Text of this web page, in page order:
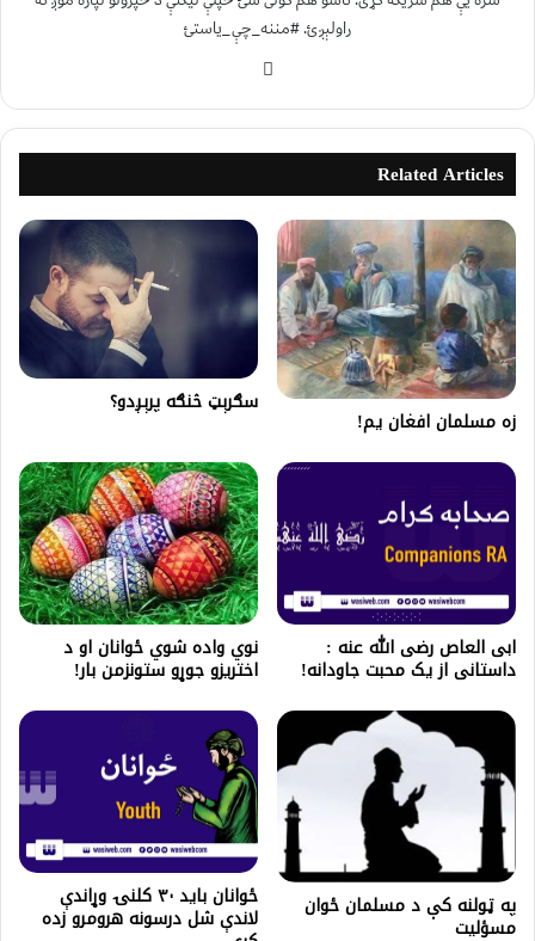
راولېږئ. #مننه_چې_یاستئ
Related Articles
زه مسلمان افغان یم!
سګرېټ څنګه پرېږدو؟
ابی العاص رضی الله عنه :
داستانی از یک محبت جاودانه!
نوي واده شوي ځوانان او د
اختریزو جوړو ستونزمن بار!
په ټولنه کې د مسلمان ځوان
مسؤلیت
ځوانان باید ۳۰ کلنۍ وړاندې
لاندې شل درسونه هرومرو زده